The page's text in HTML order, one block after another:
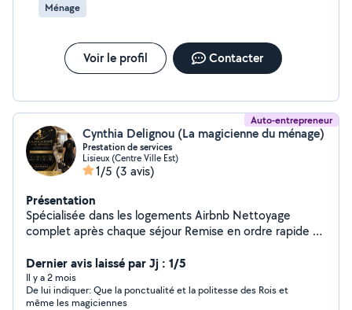
Ménage
Voir le profil Contacter
Auto-entrepreneur
Cynthia Delignou (La magicienne du ménage)
Prestation de services
Lisieux (Centre Ville Est)
1/5 (3 avis)
Présentation
Spécialisée dans les logements Airbnb Nettoyage
complet après chaque séjour Remise en ordre rapide et
place) Expérience avec les exigences des locations
courte durée
Dernier avis laissé par Jj : 1/5
Il y a 2 mois
De lui indiquer: Que la ponctualité et la politesse des Rois et
même les magiciennes